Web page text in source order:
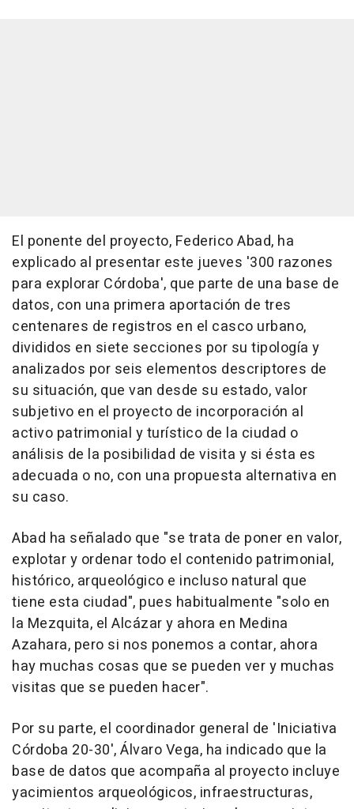
El ponente del proyecto, Federico Abad, ha
explicado al presentar este jueves '300 razones
para explorar Córdoba', que parte de una base de
datos, con una primera aportación de tres
centenares de registros en el casco urbano,
divididos en siete secciones por su tipología y
analizados por seis elementos descriptores de
su situación, que van desde su estado, valor
subjetivo en el proyecto de incorporación al
activo patrimonial y turístico de la ciudad o
análisis de la posibilidad de visita y si ésta es
adecuada o no, con una propuesta alternativa en
su caso.
Abad ha señalado que "se trata de poner en valor,
explotar y ordenar todo el contenido patrimonial,
histórico, arqueológico e incluso natural que
tiene esta ciudad", pues habitualmente "solo en
la Mezquita, el Alcázar y ahora en Medina
Azahara, pero si nos ponemos a contar, ahora
hay muchas cosas que se pueden ver y muchas
visitas que se pueden hacer".
Por su parte, el coordinador general de 'Iniciativa
Córdoba 20-30', Álvaro Vega, ha indicado que la
base de datos que acompaña al proyecto incluye
yacimientos arqueológicos, infraestructuras,